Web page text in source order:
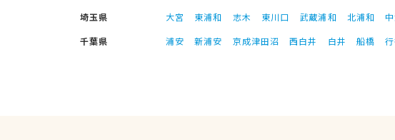
埼玉県
大宮 東浦和 志木 東川口 武蔵浦和 北浦和
千葉県
浦安 新浦安 京成津田沼 西白井 白井 船橋